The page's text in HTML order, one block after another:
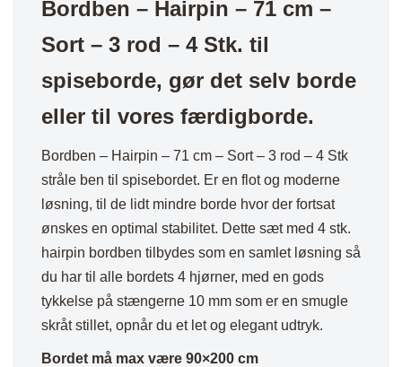
Bordben – Hairpin – 71 cm –
Sort – 3 rod – 4 Stk. til
spiseborde, gør det selv borde
eller til vores færdigborde.
Bordben – Hairpin – 71 cm – Sort – 3 rod – 4 Stk
stråle ben til spisebordet. Er en flot og moderne
løsning, til de lidt mindre borde hvor der fortsat
ønskes en optimal stabilitet. Dette sæt med 4 stk.
hairpin bordben tilbydes som en samlet løsning så
du har til alle bordets 4 hjørner, med en gods
tykkelse på stængerne 10 mm som er en smugle
skråt stillet, opnår du et let og elegant udtryk.
Bordet må max være 90×200 cm